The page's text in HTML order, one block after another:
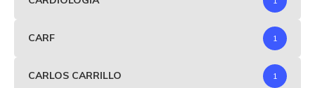
CARF 1
CARLOS CARRILLO 1